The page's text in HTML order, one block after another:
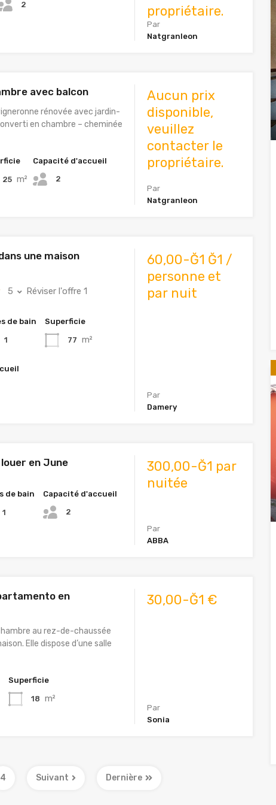
2
propriétaire.
Par
Natgranleon
avec balcon
rénovée avec jardin-
en chambre – cheminée
25 m²
Capacité d'accueil
2
Aucun prix
disponible,
veuillez
contacter le
propriétaire.
Par
Natgranleon
une maison
5 Réviser l'offre 1
de bain
1
Superficie
77 m²
60,00-Ğ1 Ğ1 /
personne et
par nuit
Par
Damery
en June
de bain
1
Capacité d'accueil
2
300,00-Ğ1 par
nuitée
Par
ABBA
en
au rez-de-chaussée
Elle dispose d’une salle
Superficie
18 m²
30,00-Ğ1 €
Par
Sonia
4 Suivant Dernière